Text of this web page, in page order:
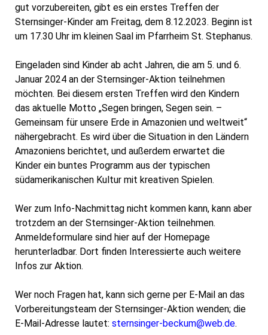
gut vorzubereiten, gibt es ein erstes Treffen der
Sternsinger-Kinder am Freitag, dem 8.12.2023. Beginn ist
um 17.30 Uhr im kleinen Saal im Pfarrheim St. Stephanus.
Eingeladen sind Kinder ab acht Jahren, die am 5. und 6.
Januar 2024 an der Sternsinger-Aktion teilnehmen
möchten. Bei diesem ersten Treffen wird den Kindern
das aktuelle Motto „Segen bringen, Segen sein. –
Gemeinsam für unsere Erde in Amazonien und weltweit“
nähergebracht. Es wird über die Situation in den Ländern
Amazoniens berichtet, und außerdem erwartet die
Kinder ein buntes Programm aus der typischen
südamerikanischen Kultur mit kreativen Spielen.
Wer zum Info-Nachmittag nicht kommen kann, kann aber
trotzdem an der Sternsinger-Aktion teilnehmen.
Anmeldeformulare sind hier auf der Homepage
herunterladbar. Dort finden Interessierte auch weitere
Infos zur Aktion.
Wer noch Fragen hat, kann sich gerne per E-Mail an das
Vorbereitungsteam der Sternsinger-Aktion wenden; die
E-Mail-Adresse lautet: sternsinger-beckum@web.de.